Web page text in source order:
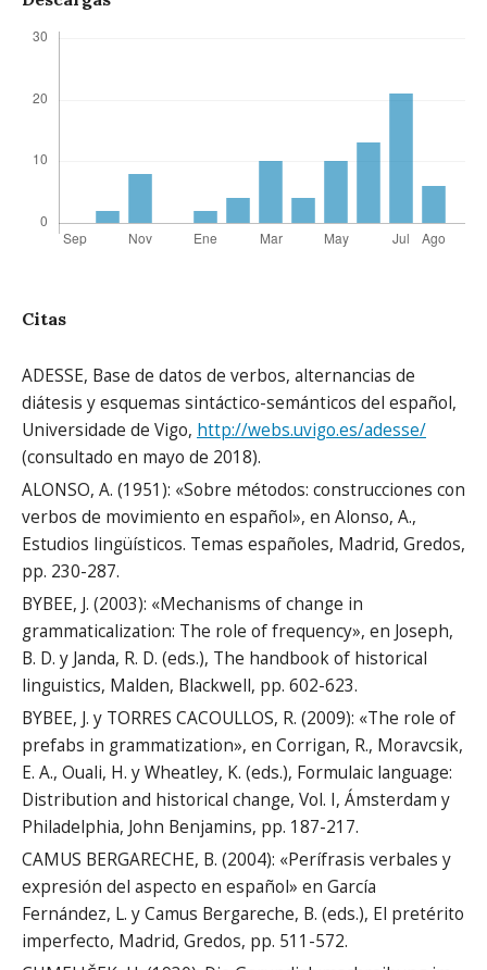
Citas
ADESSE, Base de datos de verbos, alternancias de
diátesis y esquemas sintáctico-semánticos del español,
Universidade de Vigo, http://webs.uvigo.es/adesse/
(consultado en mayo de 2018).
ALONSO, A. (1951): «Sobre métodos: construcciones con
verbos de movimiento en español», en Alonso, A.,
Estudios lingüísticos. Temas españoles, Madrid, Gredos,
pp. 230-287.
BYBEE, J. (2003): «Mechanisms of change in
grammaticalization: The role of frequency», en Joseph,
B. D. y Janda, R. D. (eds.), The handbook of historical
linguistics, Malden, Blackwell, pp. 602-623.
BYBEE, J. y TORRES CACOULLOS, R. (2009): «The role of
prefabs in grammatization», en Corrigan, R., Moravcsik,
E. A., Ouali, H. y Wheatley, K. (eds.), Formulaic language:
Distribution and historical change, Vol. I, Ámsterdam y
Philadelphia, John Benjamins, pp. 187-217.
CAMUS BERGARECHE, B. (2004): «Perífrasis verbales y
expresión del aspecto en español» en García
Fernández, L. y Camus Bergareche, B. (eds.), El pretérito
imperfecto, Madrid, Gredos, pp. 511-572.